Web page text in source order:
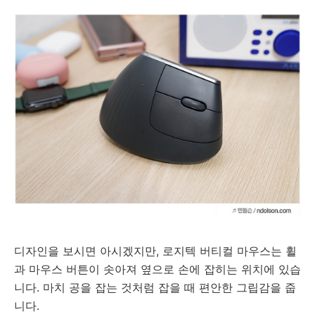
디자인을 보시면 아시겠지만, 로지텍 버티컬 마우스는 휠
과 마우스 버튼이 솟아져 옆으로 손에 잡히는 위치에 있습
니다. 마치 공을 잡는 것처럼 잡을 때 편안한 그립감을 줍
니다.